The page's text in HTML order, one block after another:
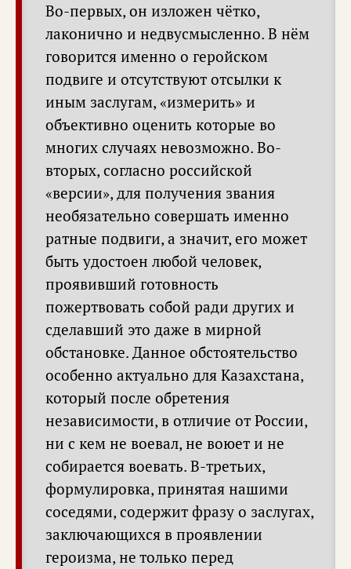
Во-первых, он изложен чётко,
лаконично и недвусмысленно. В нём
говорится именно о геройском
подвиге и отсутствуют отсылки к
иным заслугам, «измерить» и
объективно оценить которые во
многих случаях невозможно. Во-
вторых, согласно российской
«версии», для получения звания
необязательно совершать именно
ратные подвиги, а значит, его может
быть удостоен любой человек,
проявивший готовность
пожертвовать собой ради других и
сделавший это даже в мирной
обстановке. Данное обстоятельство
особенно актуально для Казахстана,
который после обретения
независимости, в отличие от России,
ни с кем не воевал, не воюет и не
собирается воевать. В-третьих,
формулировка, принятая нашими
соседями, содержит фразу о заслугах,
заключающихся в проявлении
героизма, не только перед